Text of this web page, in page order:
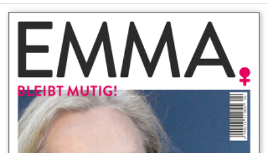
und Handyfotos mit mir machen. Aber jetzt sitzen sie da
in dem halbdunklen Raum und halten die Luft an. Was
sagt sie jetzt?